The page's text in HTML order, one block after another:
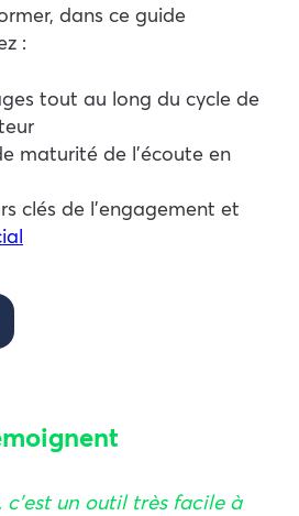
dans ce guide
:
tout au long du cycle de
maturité de l’écoute en
clés de l’engagement et
c’est un outil très facile à